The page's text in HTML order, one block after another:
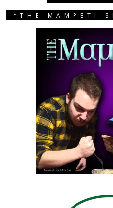
“THE MAMPETI